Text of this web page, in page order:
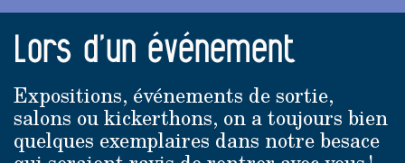
Lors d’un événement
Expositions, événements de sortie,
salons ou kickerthons, on a toujours bien
quelques exemplaires dans notre besace